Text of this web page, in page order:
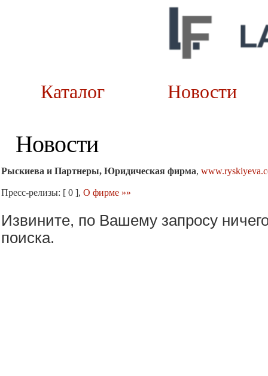
Каталог
Новости
Рыскиева и Партнеры, Юридическая фирма,
Пресс-релизы: [ 0 ], О фирме »»
Извините, по Вашему запросу
поиска.